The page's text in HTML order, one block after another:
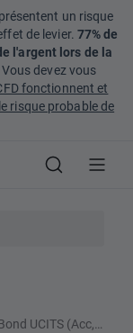
un risque
de levier. 77% de
l'argent lors de la
Vous devez vous
fonctionnent et
risque probable de
Xtrackers II ozone Inflation-Linked Bond UCITS (Acc, EUR)